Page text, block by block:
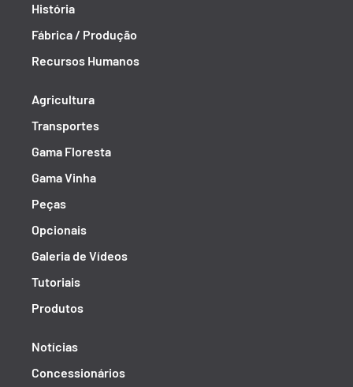
História
Fábrica / Produção
Recursos Humanos
Agricultura
Transportes
Gama Floresta
Gama Vinha
Peças
Opcionais
Galeria de Vídeos
Tutoriais
Produtos
Notícias
Concessionários